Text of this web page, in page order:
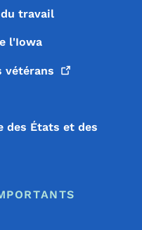
travail
l'Iowa
vétérans
des États et des